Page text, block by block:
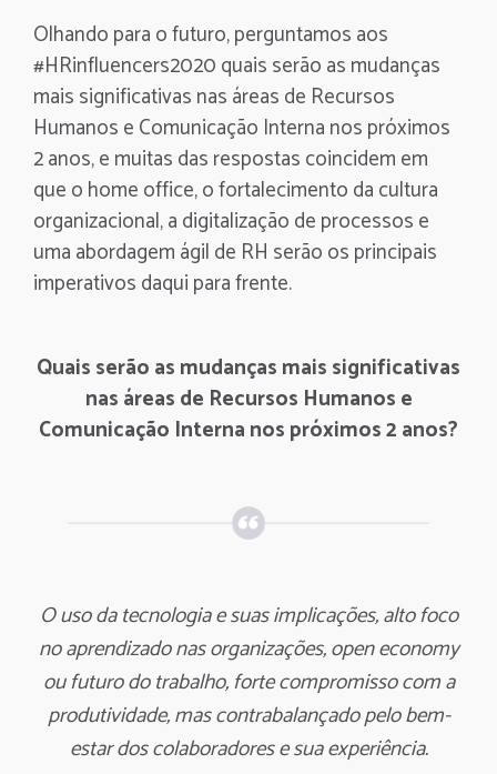
Olhando para o futuro, perguntamos aos
#HRinfluencers2020 quais serão as mudanças
mais significativas nas áreas de Recursos
Humanos e Comunicação Interna nos próximos
2 anos, e muitas das respostas coincidem em
que o home office, o fortalecimento da cultura
organizacional, a digitalização de processos e
uma abordagem ágil de RH serão os principais
imperativos daqui para frente.
Quais serão as mudanças mais significativas
nas áreas de Recursos Humanos e
Comunicação Interna nos próximos 2 anos?
O uso da tecnologia e suas implicações, alto foco
no aprendizado nas organizações, open economy
ou futuro do trabalho, forte compromisso com a
produtividade, mas contrabalançado pelo bem-
estar dos colaboradores e sua experiência.